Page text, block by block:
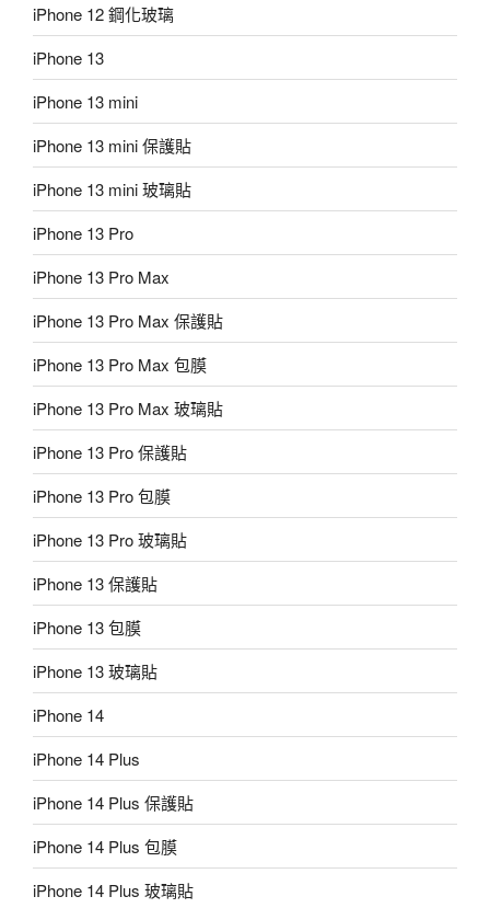
iPhone 12 鋼化玻璃
iPhone 13
iPhone 13 mini
iPhone 13 mini 保護貼
iPhone 13 mini 玻璃貼
iPhone 13 Pro
iPhone 13 Pro Max
iPhone 13 Pro Max 保護貼
iPhone 13 Pro Max 包膜
iPhone 13 Pro Max 玻璃貼
iPhone 13 Pro 保護貼
iPhone 13 Pro 包膜
iPhone 13 Pro 玻璃貼
iPhone 13 保護貼
iPhone 13 包膜
iPhone 13 玻璃貼
iPhone 14
iPhone 14 Plus
iPhone 14 Plus 保護貼
iPhone 14 Plus 包膜
iPhone 14 Plus 玻璃貼